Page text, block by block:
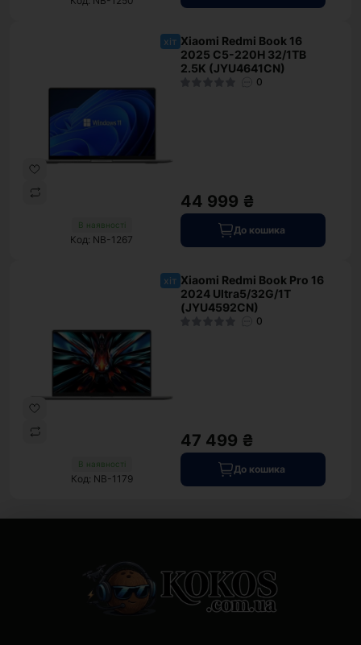
хіт
В наявності
Код: NB-1267
Xiaomi Redmi Book 16
2025 C5-220H 32/1TB
2.5K (JYU4641CN)
0
44 999 ₴
До кошика
хіт
В наявності
Код: NB-1179
Xiaomi Redmi Book Pro 16
2024 Ultra5/32G/1T
(JYU4592CN)
0
47 499 ₴
До кошика